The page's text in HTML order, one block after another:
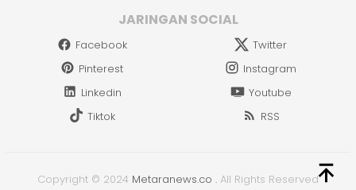
JARINGAN SOCIAL
Facebook
Twitter
Pinterest
Instagram
Linkedin
Youtube
Tiktok
RSS
Copyright © 2024 Metaranews.co . All Rights Reserved